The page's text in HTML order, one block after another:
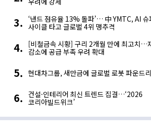
‘낸드 점유율 13% 돌파’… 中 YMTC, AI 슈
사이클 타고 글로벌 4위 맹추격
[비철금속 시황] 구리 2개월 만에 최고치…
감소에 공급 부족 우려 확대
현대차그룹, 새만금에 글로벌 로봇 파운드
건설·인테리어 최신 트렌드 집결…‘2026
코리아빌드위크’